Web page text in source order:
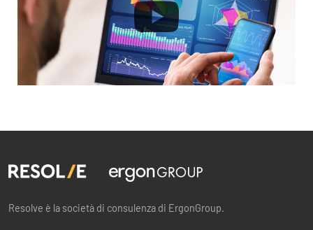
Resolve è la società di consulenza di ErgonGroup.